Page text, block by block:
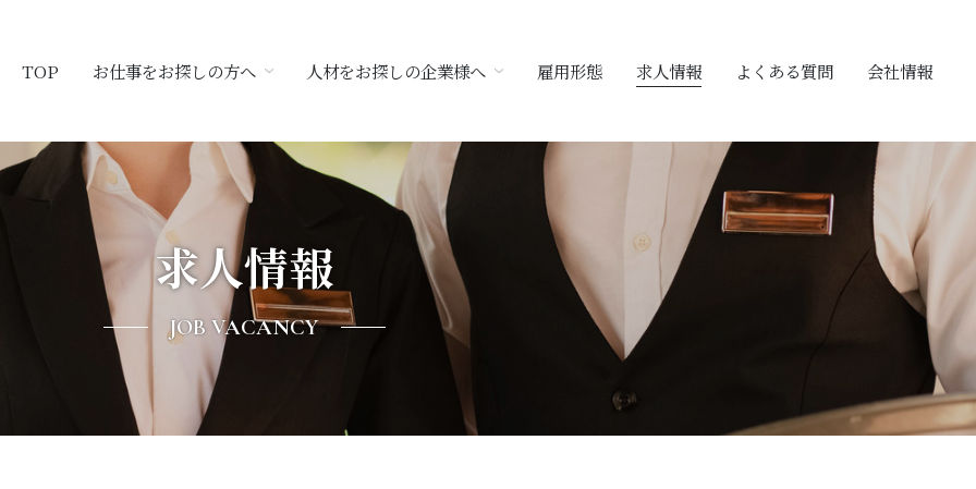
TOP お仕事をお探しの方へ 人材をお探しの企業様へ 雇用形態 求人情報 よくある質問 会社情報
求人情報
JOB VACANCY